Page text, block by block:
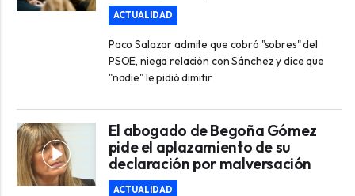
ACTUALIDAD
Paco Salazar admite que cobró "sobres" del
PSOE, niega relación con Sánchez y dice que
"nadie" le pidió dimitir
El abogado de Begoña Gómez
pide el aplazamiento de su
declaración por malversación
ACTUALIDAD